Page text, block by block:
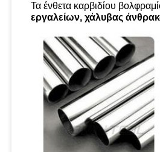
Τα ένθετα καρβιδίου
εργαλείων, χάλυβας